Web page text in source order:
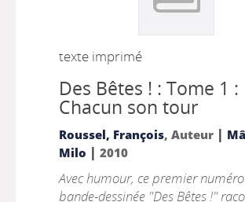
texte imprimé
Des Bêtes ! : Tome 1 :
Chacun son tour
Roussel, François, Auteur |
Milo | 2010
Avec humour, ce premier
bande-dessinée "Des Bêtes !"